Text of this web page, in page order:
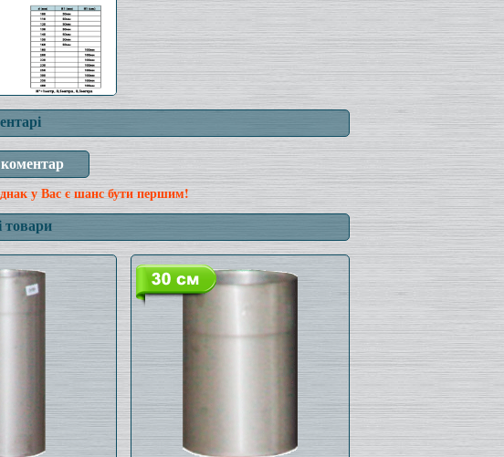
у Вас є шанс бути першим!
товари